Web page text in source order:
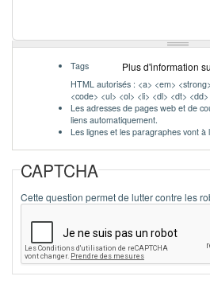
Plus d'information
Tags
HTML autorisés : <a> <em>
<code> <ul> <ol> <li> <dl> <dt> <dd>
Les adresses de pages web et de
liens automatiquement.
Les lignes et les paragraphes vont à
CAPTCHA
Cette question permet de lutter contre les